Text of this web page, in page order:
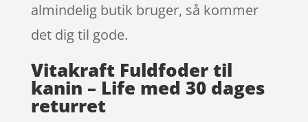
almindelig butik bruger, så kommer
det dig til gode.
Vitakraft Fuldfoder til
kanin – Life med 30 dages
returret